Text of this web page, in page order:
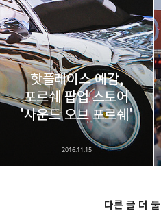
핫플레이스 예감,
포르쉐 팝업 스토어
'사운드 오브 포르쉐'
2016.11.15
다른 글 더